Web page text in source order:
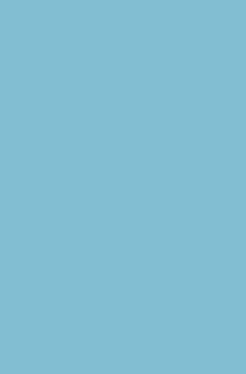
du inte kunde
uppgifter bli lättare